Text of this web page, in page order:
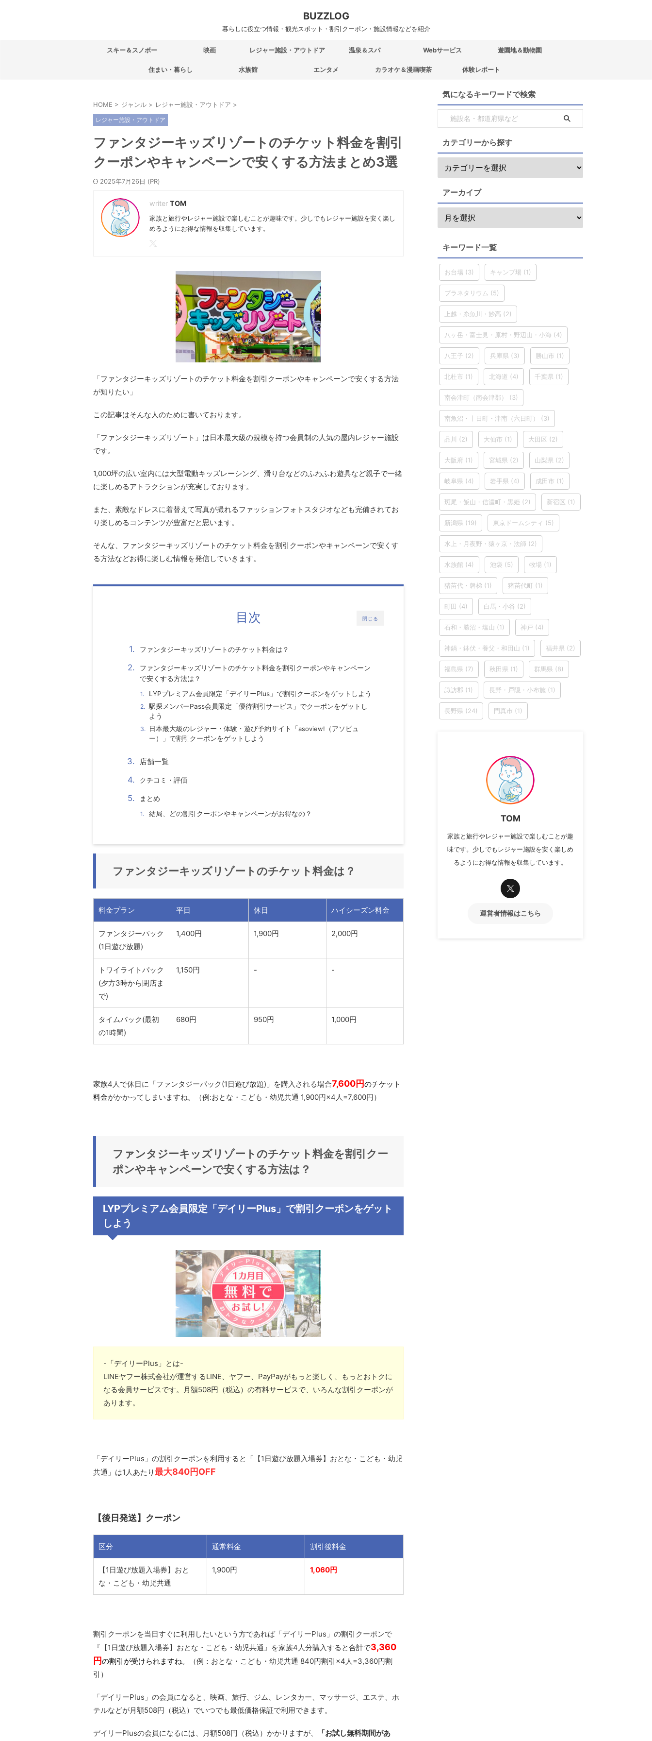
BUZZLOG
暮らしに役立つ情報・観光スポット・割引クーポン・施設情報などを紹介
スキー＆スノボー 映画 レジャー施設・アウトドア 温泉＆スパ Webサービス 遊園地＆動物園
住まい・暮らし 水族館 エンタメ カラオケ＆漫画喫茶 体験レポート
HOME > ジャンル > レジャー施設・アウトドア >
レジャー施設・アウトドア
ファンタジーキッズリゾートのチケット料金を割引
クーポンやキャンペーンで安くする方法まとめ3選
2025年7月26日
TOM
家族と旅行やレジャー施設で楽しむことが趣味です。少しでもレジャー施設を安く楽し
めるようにお得な情報を収集しています。
「ファンタジーキッズリゾートのチケット料金を割引クーポンやキャンペーンで安くする方法
が知りたい」
この記事はそんな人のために書いております。
「ファンタジーキッズリゾート」は日本最大級の規模を持つ会員制の人気の屋内レジャー施設
です。
1,000坪の広い室内には大型電動キッズレーシング、滑り台などのふわふわ遊具など親子で一緒
に楽しめるアトラクションが充実しております。
また、素敵なドレスに着替えて写真が撮れるファッションフォトスタジオなども完備されてお
り楽しめるコンテンツが豊富だと思います。
そんな、ファンタジーキッズリゾートのチケット料金を割引クーポンやキャンペーンで安くす
る方法などお得に楽しむ情報を発信していきます。
閉じる
目次
ファンタジーキッズリゾートのチケット料金は？
ファンタジーキッズリゾートのチケット料金を割引クーポンやキャンペーン
で安くする方法は？
LYPプレミアム会員限定「デイリーPlus」で割引クーポンをゲットしよう
駅探メンバーPass会員限定「優待割引サービス」でクーポンをゲットし
よう
日本最大級のレジャー・体験・遊び予約サイト「asoview! （アソビュ
ー）」で割引クーポンをゲットしよう
店舗一覧
クチコミ・評価
まとめ
結局、どの割引クーポンやキャンペーンがお得なの？
ファンタジーキッズリゾートのチケット料金は？
料金プラン 平日 休日 ハイシーズン料金
ファンタジーパック
(1日遊び放題)
1,400円 1,900円 2,000円
トワイライトパック
(夕方3時から閉店ま
で)
1,150円 - -
タイムパック(最初
の1時間)
680円 950円 1,000円
家族4人で休日に「ファンタジーパック(1日遊び放題)」を購入される場合7,600円のチケット
料金がかかってしまいますね。（例:おとな・こども・幼児共通 1,900円×4人=7,600円）
ファンタジーキッズリゾートのチケット料金を割引クー
ポンやキャンペーンで安くする方法は？
LYPプレミアム会員限定「デイリーPlus」で割引クーポンをゲット
しよう
-「デイリーPlus」とは-
LINEヤフー株式会社が運営するLINE、ヤフー、PayPayがもっと楽しく、もっとおトクに
なる会員サービスです。月額508円（税込）の有料サービスで、いろんな割引クーポンが
あります。
「デイリーPlus」の割引クーポンを利用すると「【1日遊び放題入場券】おとな・こども・幼児
共通」は1人あたり最大840円OFF
【後日発送】クーポン
区分 通常料金 割引後料金
【1日遊び放題入場券】おと
な・こども・幼児共通
1,900円 1,060円
割引クーポンを当日すぐに利用したいという方であれば「デイリーPlus」の割引クーポンで
『【1日遊び放題入場券】おとな・こども・幼児共通』を家族4人分購入すると合計で3,360
円の割引が受けられますね。（例：おとな・こども・幼児共通 840円割引×4人=3,360円割
引）
「デイリーPlus」の会員になると、映画、旅行、ジム、レンタカー、マッサージ、エステ、ホ
テルなどが月額508円 （税込） でいつでも最低価格保証で利用できます。
デイリーPlusの会員になるには、 月額508円（税込） かかりますが、 「お試し無料期間があ
気になるキーワードで検索
カテゴリーから探す
アーカイブ
キーワード一覧
お台場 (3) キャンプ場 (1)
プラネタリウム (5)
上越・糸魚川・妙高 (2)
八ヶ岳・富士見・原村・野辺山・小海 (4)
八王子 (2) 兵庫県 (3) 勝山市 (1)
北杜市 (1) 北海道 (4) 千葉県 (1)
南会津町（南会津郡） (3)
南魚沼・十日町・津南（六日町） (3)
品川 (2) 大仙市 (1) 大田区 (2)
大阪府 (1) 宮城県 (2) 山梨県 (2)
岐阜県 (4) 岩手県 (4) 成田市 (1)
斑尾・飯山・信濃町・黒姫 (2) 新宿区 (1)
新潟県 (19) 東京ドームシティ (5)
水上・月夜野・猿ヶ京・法師 (2)
水族館 (4) 池袋 (5) 牧場 (1)
猪苗代・磐梯 (1) 猪苗代町 (1)
町田 (4) 白馬・小谷 (2)
石和・勝沼・塩山 (1) 神戸 (4)
神鍋・鉢伏・養父・和田山 (1) 福井県 (2)
福島県 (7) 秋田県 (1) 群馬県 (8)
諏訪郡 (1) 長野・戸隠・小布施 (1)
長野県 (24) 門真市 (1)
TOM
家族と旅行やレジャー施設で楽しむことが趣
味です。少しでもレジャー施設を安く楽しめ
るようにお得な情報を収集しています。
運営者情報はこちら